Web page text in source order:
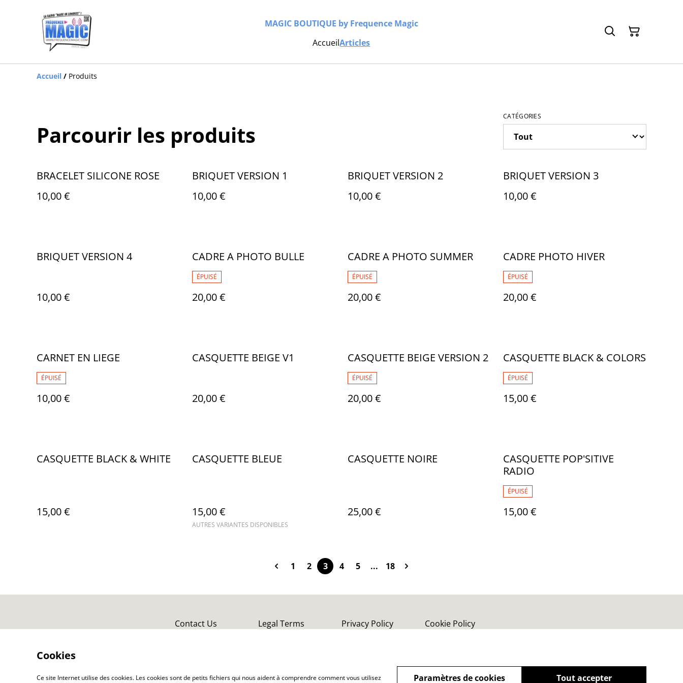
MAGIC BOUTIQUE by Frequence Magic
AccueilArticles
Accueil / Produits
Parcourir les produits
CATÉGORIES
BRACELET SILICONE ROSE
10,00 €
BRIQUET VERSION 1
10,00 €
BRIQUET VERSION 2
10,00 €
BRIQUET VERSION 3
10,00 €
BRIQUET VERSION 4
10,00 €
CADRE A PHOTO BULLE
ÉPUISÉ
20,00 €
CADRE A PHOTO SUMMER
ÉPUISÉ
20,00 €
CADRE PHOTO HIVER
ÉPUISÉ
20,00 €
CARNET EN LIEGE
ÉPUISÉ
10,00 €
CASQUETTE BEIGE V1
20,00 €
CASQUETTE BEIGE VERSION 2
ÉPUISÉ
20,00 €
CASQUETTE BLACK & COLORS
ÉPUISÉ
15,00 €
CASQUETTE BLACK & WHITE
15,00 €
CASQUETTE BLEUE
15,00 €
AUTRES VARIANTES DISPONIBLES
CASQUETTE NOIRE
25,00 €
CASQUETTE POP'SITIVE
RADIO
ÉPUISÉ
15,00 €
1 2 3 4 5 ... 18
Contact Us Legal Terms Privacy Policy Cookie Policy
Cookies
Ce site Internet utilise des cookies. Les cookies sont de petits fichiers qui nous aident à comprendre comment vous utilisez
Tout accepter
Paramètres de cookies